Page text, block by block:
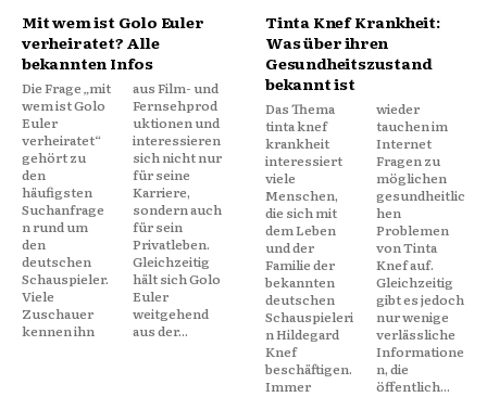
Mit wem ist Golo Euler
verheiratet? Alle
bekannten Infos
Die Frage „mit
wem ist Golo
Euler
verheiratet“
gehört zu
den
häufigsten
Suchanfrage
n rund um
den
deutschen
Schauspieler.
Viele
Zuschauer
kennen ihn
aus Film- und
Fernsehprod
uktionen und
interessieren
sich nicht nur
für seine
Karriere,
sondern auch
für sein
Privatleben.
Gleichzeitig
hält sich Golo
Euler
weitgehend
aus der...
Tinta Knef Krankheit:
Was über ihren
Gesundheitszustand
bekannt ist
Das Thema
tinta knef
krankheit
interessiert
viele
Menschen,
die sich mit
dem Leben
und der
Familie der
bekannten
deutschen
Schauspieleri
n Hildegard
Knef
beschäftigen.
Immer
wieder
tauchen im
Internet
Fragen zu
möglichen
gesundheitlic
hen
Problemen
von Tinta
Knef auf.
Gleichzeitig
gibt es jedoch
nur wenige
verlässliche
Informatione
n, die
öffentlich...